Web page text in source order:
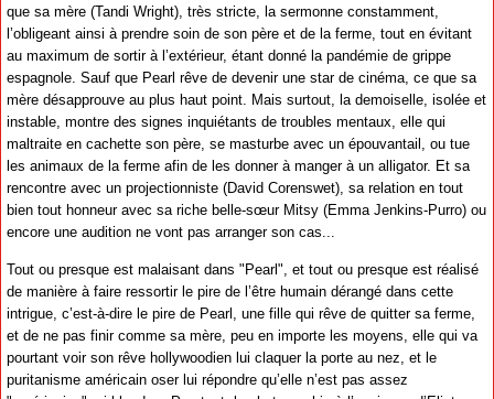
que sa mère (Tandi Wright), très stricte, la sermonne constamment,
l’obligeant ainsi à prendre soin de son père et de la ferme, tout en évitant
au maximum de sortir à l’extérieur, étant donné la pandémie de grippe
espagnole. Sauf que Pearl rêve de devenir une star de cinéma, ce que sa
mère désapprouve au plus haut point. Mais surtout, la demoiselle, isolée et
instable, montre des signes inquiétants de troubles mentaux, elle qui
maltraite en cachette son père, se masturbe avec un épouvantail, ou tue
les animaux de la ferme afin de les donner à manger à un alligator. Et sa
rencontre avec un projectionniste (David Corenswet), sa relation en tout
bien tout honneur avec sa riche belle-sœur Mitsy (Emma Jenkins-Purro) ou
encore une audition ne vont pas arranger son cas...
Tout ou presque est malaisant dans "Pearl", et tout ou presque est réalisé
de manière à faire ressortir le pire de l’être humain dérangé dans cette
intrigue, c’est-à-dire le pire de Pearl, une fille qui rêve de quitter sa ferme,
et de ne pas finir comme sa mère, peu en importe les moyens, elle qui va
pourtant voir son rêve hollywoodien lui claquer la porte au nez, et le
puritanisme américain oser lui répondre qu’elle n’est pas assez